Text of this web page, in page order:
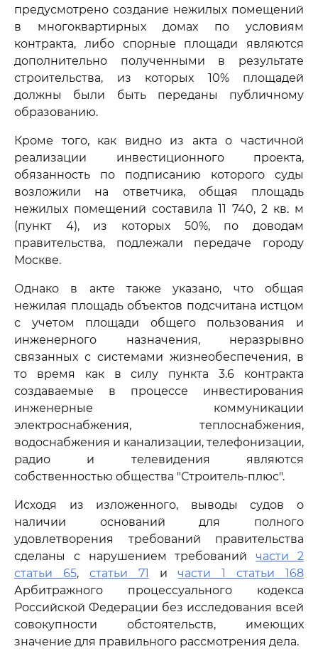
предусмотрено создание нежилых помещений
в многоквартирных домах по условиям
контракта, либо спорные площади являются
дополнительно полученными в результате
строительства, из которых 10% площадей
должны были быть переданы публичному
образованию.
Кроме того, как видно из акта о частичной
реализации инвестиционного проекта,
обязанность по подписанию которого суды
возложили на ответчика, общая площадь
нежилых помещений составила 11 740, 2 кв. м
(пункт 4), из которых 50%, по доводам
правительства, подлежали передаче городу
Москве.
Однако в акте также указано, что общая
нежилая площадь объектов подсчитана истцом
с учетом площади общего пользования и
инженерного назначения, неразрывно
связанных с системами жизнеобеспечения, в
то время как в силу пункта 3.6 контракта
создаваемые в процессе инвестирования
инженерные коммуникации
электроснабжения, теплоснабжения,
водоснабжения и канализации, телефонизации,
радио и телевидения являются
собственностью общества "Строитель-плюс".
Исходя из изложенного, выводы судов о
наличии оснований для полного
удовлетворения требований правительства
сделаны с нарушением требованийчасти 2
статьи 65, статьи 71 ичасти 1 статьи 168
Арбитражного процессуального кодекса
Российской Федерации без исследования всей
совокупности обстоятельств, имеющих
значение для правильного рассмотрения дела.